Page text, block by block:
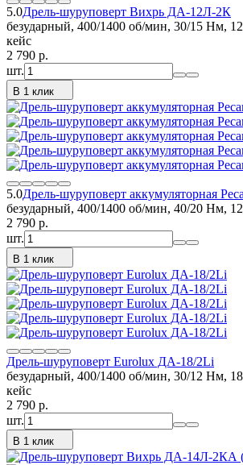
5.0Дрель-шуруповерт Вихрь ДА-12Л-2К
безударный, 400/1400 об/мин, 30/15 Нм,
кейс
2 790 p.
шт.
В 1 клик
5.0Дрель-шуруповерт аккумуляторная
безударный, 400/1400 об/мин, 40/20 Нм,
2 790 p.
шт.
В 1 клик
Дрель-шуруповерт Eurolux ДА-18/2Li
безударный, 400/1400 об/мин, 30/12 Нм,
кейс
2 790 p.
шт.
В 1 клик